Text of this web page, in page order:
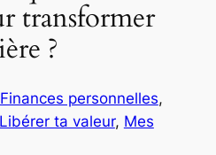
transformer
?
Finances personnelles
Libérer ta valeur, Mes